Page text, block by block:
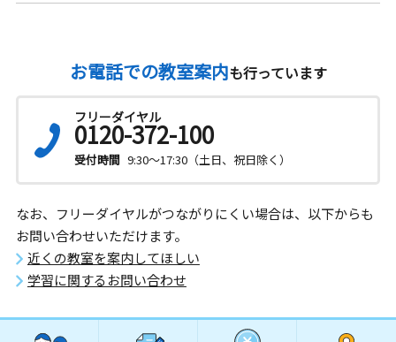
お電話での教室案内も行っています
フリーダイヤル
0120-372-100
受付時間 9:30～17:30（土日、祝日除く）
なお、フリーダイヤルがつながりにくい場合は、以下からも
お問い合わせいただけます。
近くの教室を案内してほしい
学習に関するお問い合わせ